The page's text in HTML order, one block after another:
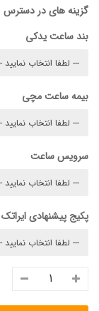
گزینه های در دسترس
بند ساعت یدکی
بیمه ساعت مچی
سرویس ساعت
پکیج پیشنهادی ایراتک